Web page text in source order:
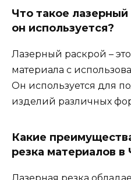
Что такое
он используется?
Лазерный раскрой –
материала с
Он используется для
изделий различных
Какие
резка материалов в